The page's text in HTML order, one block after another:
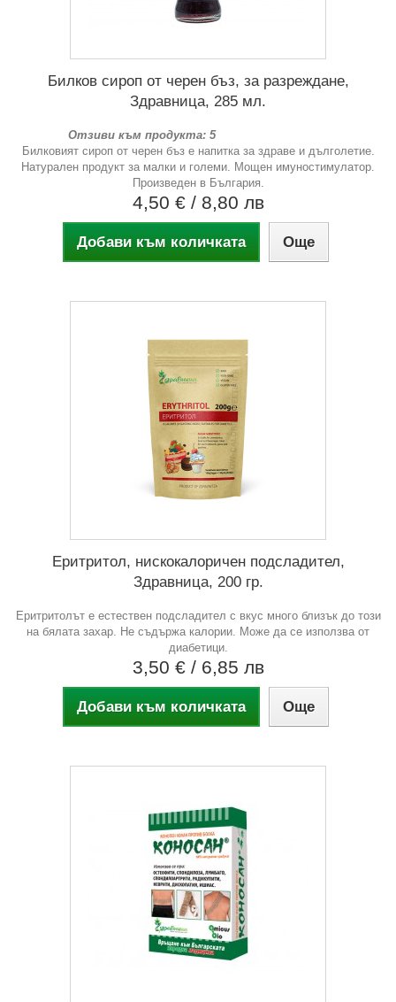
Билков сироп от черен бъз, за разреждане,
Здравница, 285 мл.
Отзиви към продукта: 5
Билковият сироп от черен бъз е напитка за здраве и дълголетие.
Натурален продукт за малки и големи. Мощен имуностимулатор.
Произведен в България.
4,50 € / 8,80 лв
Добави към количката Още
Еритритол, нискокалоричен подсладител,
Здравница, 200 гр.
Еритритолът е естествен подсладител с вкус много близък до този
на бялата захар. Не съдържа калории. Може да се използва от
диабетици.
3,50 € / 6,85 лв
Добави към количката Още